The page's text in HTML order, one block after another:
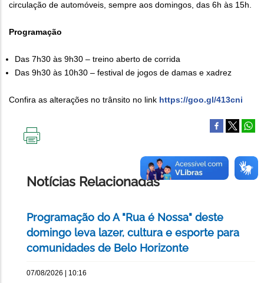
circulação de automóveis, sempre aos domingos, das 6h às 15h.
Programação
Das 7h30 às 9h30 – treino aberto de corrida
Das 9h30 às 10h30 – festival de jogos de damas e xadrez
Confira as alterações no trânsito no link https://goo.gl/413cni
Notícias Relacionadas
Programação do A "Rua é Nossa" deste
domingo leva lazer, cultura e esporte para
comunidades de Belo Horizonte
07/08/2026 | 10:16